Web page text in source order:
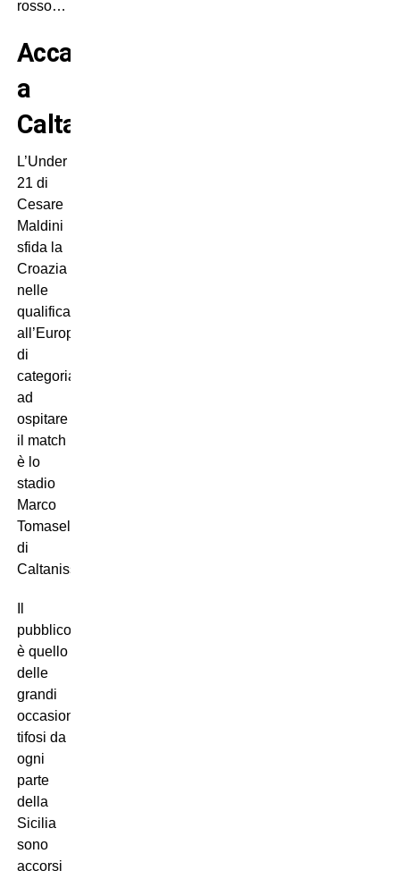
rosso…
Accadde
a
Caltanissetta
L’Under
21 di
Cesare
Maldini
sfida la
Croazia
nelle
qualificazioni
all’Europeo
di
categoria:
ad
ospitare
il match
è lo
stadio
Marco
Tomaselli
di
Caltanissetta…
pubblico
è quello
delle
grandi
occasioni,
tifosi da
ogni
parte
della
Sicilia
sono
accorsi